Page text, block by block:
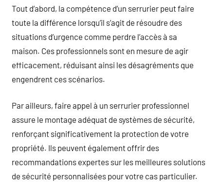
Tout d’abord, la compétence d’un serrurier peut faire
toute la différence lorsqu’il s’agit de résoudre des
situations d’urgence comme perdre l’accès à sa
maison. Ces professionnels sont en mesure de agir
efficacement, réduisant ainsi les désagréments que
engendrent ces scénarios.
Par ailleurs, faire appel à un serrurier professionnel
assure le montage adéquat de systèmes de sécurité,
renforçant significativement la protection de votre
propriété. Ils peuvent également offrir des
recommandations expertes sur les meilleures solutions
de sécurité personnalisées pour votre cas particulier.